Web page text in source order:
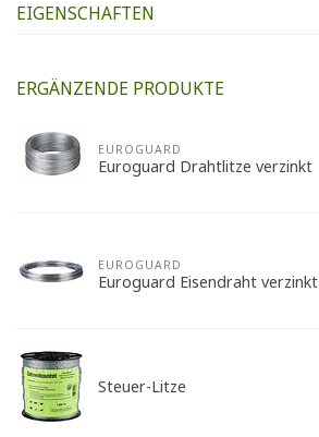
EIGENSCHAFTEN
ERGÄNZENDE PRODUKTE
EUROGUARD
Euroguard Drahtlitze verzinkt
EUROGUARD
Euroguard Eisendraht verzinkt
Steuer-Litze